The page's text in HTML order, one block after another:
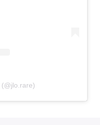
(@jlo.rare)